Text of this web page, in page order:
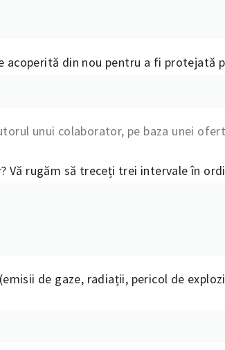
din nou pentru a fi protejată
unui colaborator, pe baza unei
Vă rugăm să treceți trei intervale în
de gaze, radiații, pericol de